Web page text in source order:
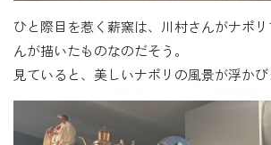
ひと際目を惹く薪窯は、川村さんがナポ
んが描いたものなのだそう。
見ていると、美しいナポリの風景が浮かび